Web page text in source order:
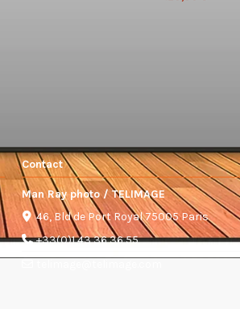
Contact
Man Ray photo / TELIMAGE
46, Bld de Port Royal 75005 Paris
+33(0)1 43 36 36 55